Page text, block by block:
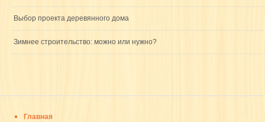
Выбор проекта деревянного дома
Зимнее строительство: можно или нужно?
Главная